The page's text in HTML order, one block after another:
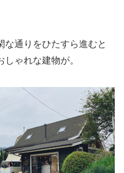
な通りをひたすら進むと
ゃれな建物が。